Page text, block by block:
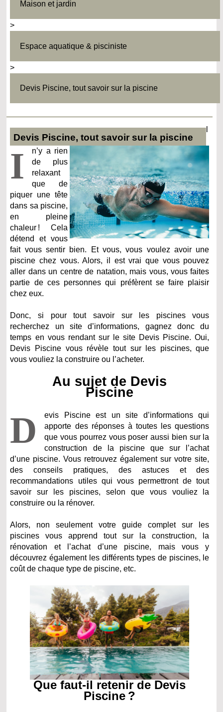
Maison et jardin
>
Espace aquatique & pisciniste
>
Devis Piscine, tout savoir sur la piscine
Devis Piscine, tout savoir sur la piscine
I
n’y a rien
de plus
relaxant
que de
piquer une tête
dans sa piscine,
en pleine
chaleur ! Cela
détend et vous
fait vous sentir bien. Et vous, vous voulez avoir une
piscine chez vous. Alors, il est vrai que vous pouvez
aller dans un centre de natation, mais vous, vous faites
partie de ces personnes qui préfèrent se faire plaisir
chez eux.
Donc, si pour tout savoir sur les piscines vous
recherchez un site d’informations, gagnez donc du
temps en vous rendant sur le site Devis Piscine. Oui,
Devis Piscine vous révèle tout sur les piscines, que
vous vouliez la construire ou l’acheter.
Au sujet de Devis
Piscine
D
evis Piscine est un site d’informations qui
apporte des réponses à toutes les questions
que vous pourrez vous poser aussi bien sur la
construction de la piscine que sur l’achat
d’une piscine. Vous retrouvez également sur votre site,
des conseils pratiques, des astuces et des
recommandations utiles qui vous permettront de tout
savoir sur les piscines, selon que vous vouliez la
construire ou la rénover.
Alors, non seulement votre guide complet sur les
piscines vous apprend tout sur la construction, la
rénovation et l’achat d’une piscine, mais vous y
découvrez également les différents types de piscines, le
coût de chaque type de piscine, etc.
Que faut-il retenir de Devis
Piscine ?